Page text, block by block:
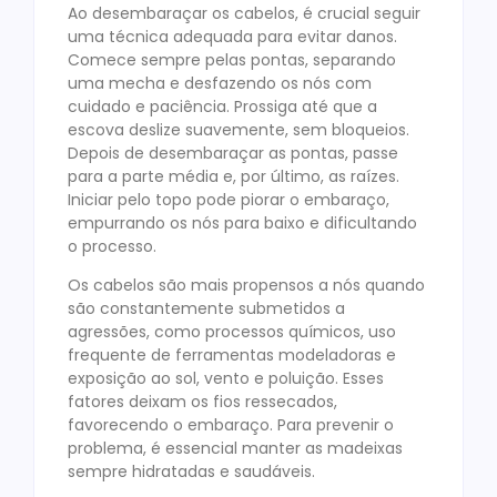
Ao desembaraçar os cabelos, é crucial seguir
uma técnica adequada para evitar danos.
Comece sempre pelas pontas, separando
uma mecha e desfazendo os nós com
cuidado e paciência. Prossiga até que a
escova deslize suavemente, sem bloqueios.
Depois de desembaraçar as pontas, passe
para a parte média e, por último, as raízes.
Iniciar pelo topo pode piorar o embaraço,
empurrando os nós para baixo e dificultando
o processo.
Os cabelos são mais propensos a nós quando
são constantemente submetidos a
agressões, como processos químicos, uso
frequente de ferramentas modeladoras e
exposição ao sol, vento e poluição. Esses
fatores deixam os fios ressecados,
favorecendo o embaraço. Para prevenir o
problema, é essencial manter as madeixas
sempre hidratadas e saudáveis.